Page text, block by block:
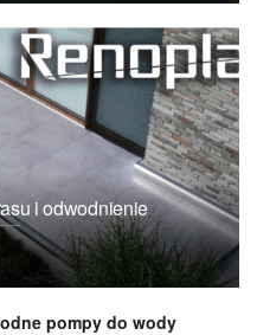
i odwodnienie
pompy do wody